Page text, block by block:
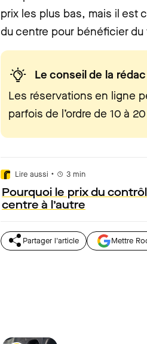
prix les plus bas, mais il est
du centre pour bénéficier du
Le conseil de la rédac
Les réservations en ligne
parfois de l’ordre de 10 à
Lire aussi • 3 min
Pourquoi le prix du
centre à l’autre
Partager l'article Mettre